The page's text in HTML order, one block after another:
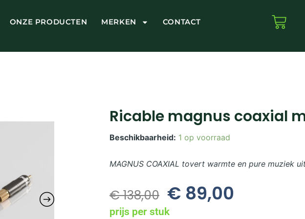
ONZE PRODUCTEN MERKEN CONTACT
Ricable magnus coaxial
Beschikbaarheid: 1 op voorraad
MAGNUS COAXIAL tovert warmte en pure muziek
€138,00 Oorspronkelijke
Prijs
€ 89,00
prijs per stuk